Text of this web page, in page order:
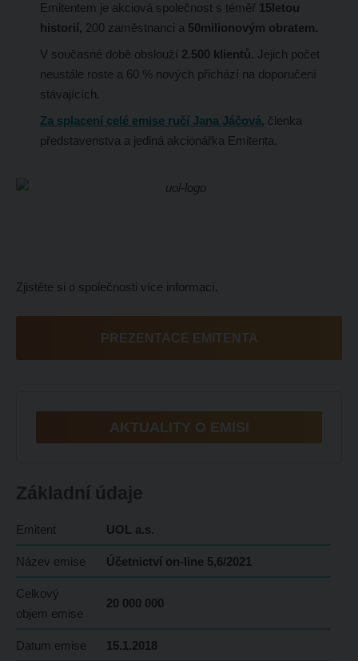
Emitentem je akciová společnost s téměř 15letou
historií, 200 zaměstnanci a 50milionovým obratem.
V současné době obslouží 2.500 klientů. Jejich počet
neustále roste a 60 % nových přichází na doporučení
stávajících.
Za splacení celé emise ručí Jana Jáčová, členka
představenstva a jediná akcionářka Emitenta.
Zjistěte si o společnosti více informací.
PREZENTACE EMITENTA
AKTUALITY O EMISI
Základní údaje
Emitent UOL a.s.
Název emise Účetnictví on-line 5,6/2021
Celkový
objem emise
20 000 000
Datum emise 15.1.2018